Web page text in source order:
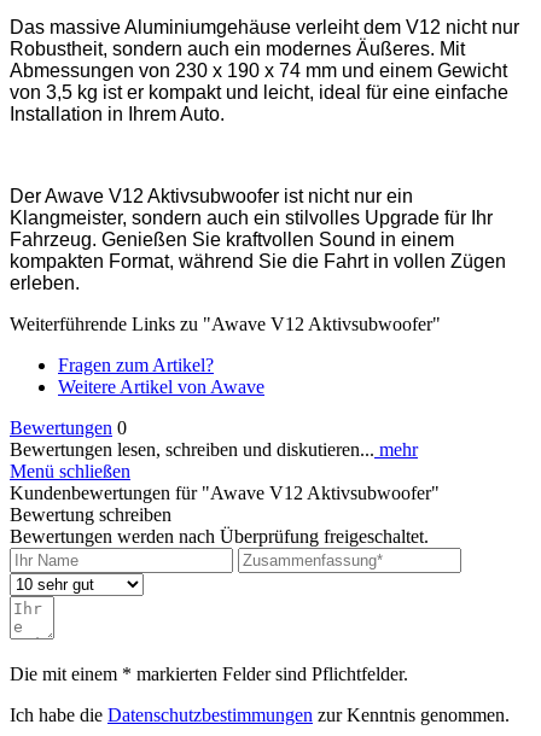
Das massive Aluminiumgehäuse verleiht dem V12 nicht nur
Robustheit, sondern auch ein modernes Äußeres. Mit
Abmessungen von 230 x 190 x 74 mm und einem Gewicht
von 3,5 kg ist er kompakt und leicht, ideal für eine einfache
Installation in Ihrem Auto.
Der Awave V12 Aktivsubwoofer ist nicht nur ein
Klangmeister, sondern auch ein stilvolles Upgrade für Ihr
Fahrzeug. Genießen Sie kraftvollen Sound in einem
kompakten Format, während Sie die Fahrt in vollen Zügen
erleben.
Weiterführende Links zu "Awave V12 Aktivsubwoofer"
Fragen zum Artikel?
Weitere Artikel von Awave
Bewertungen 0
Bewertungen lesen, schreiben und diskutieren... mehr
Menü schließen
Kundenbewertungen für "Awave V12 Aktivsubwoofer"
Bewertung schreiben
Bewertungen werden nach Überprüfung freigeschaltet.
Die mit einem * markierten Felder sind Pflichtfelder.
Ich habe die Datenschutzbestimmungen zur Kenntnis genommen.